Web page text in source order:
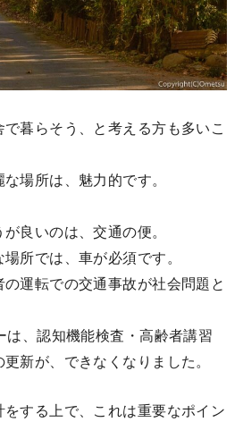
暮らそう、と考える方も多いこ
場所は、魅力的です。
良いのは、交通の便。
所では、車が必須です。
運転での交通事故が社会問題と
、認知機能検査・高齢者講習
新が、できなくなりました。
する上で、これは重要なポイン